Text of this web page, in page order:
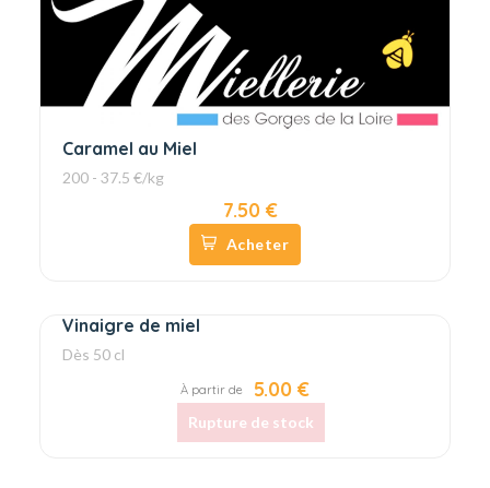
Caramel au Miel
200 - 37.5 €/kg
7.50 €
Acheter
Vinaigre de miel
Dès 50 cl
À partir de 5.00 €
Rupture de stock